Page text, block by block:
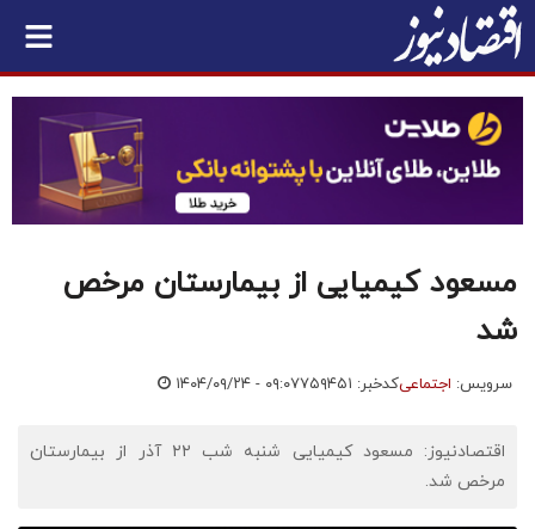
مسعود کیمیایی از بیمارستان مرخص
شد
سرویس: اجتماعیکدخبر: ۷۵۹۴۵۱ ۱۴۰۴/۰۹/۲۴ - ۰۹:۰۷
اقتصادنیوز: مسعود کیمیایی شنبه شب ۲۲ آذر از بیمارستان
مرخص شد.